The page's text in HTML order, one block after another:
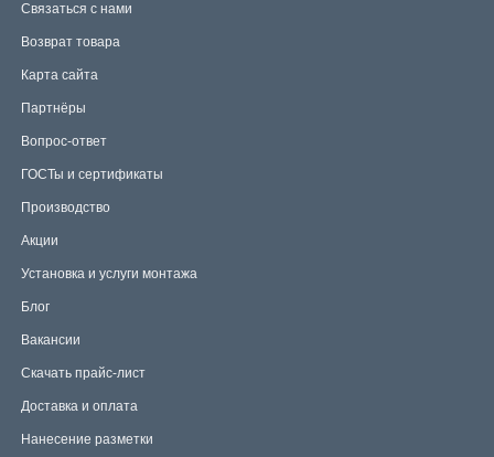
Связаться с нами
Возврат товара
Карта сайта
Партнёры
Вопрос-ответ
ГОСТы и сертификаты
Производство
Акции
Установка и услуги монтажа
Блог
Вакансии
Скачать прайс-лист
Доставка и оплата
Нанесение разметки